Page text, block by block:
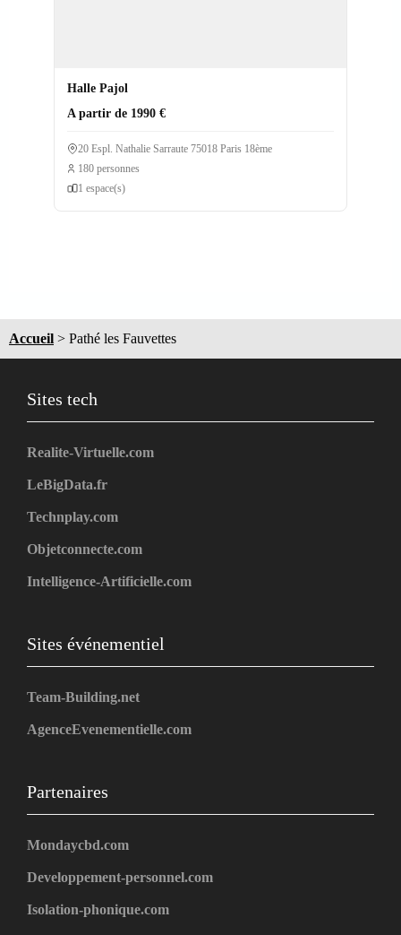
Halle Pajol
A partir de 1990 €
20 Espl. Nathalie Sarraute 75018 Paris 18ème
180 personnes
1 espace(s)
Accueil > Pathé les Fauvettes
Sites tech
Realite-Virtuelle.com
LeBigData.fr
Technplay.com
Objetconnecte.com
Intelligence-Artificielle.com
Sites événementiel
Team-Building.net
AgenceEvenementielle.com
Partenaires
Mondaycbd.com
Developpement-personnel.com
Isolation-phonique.com